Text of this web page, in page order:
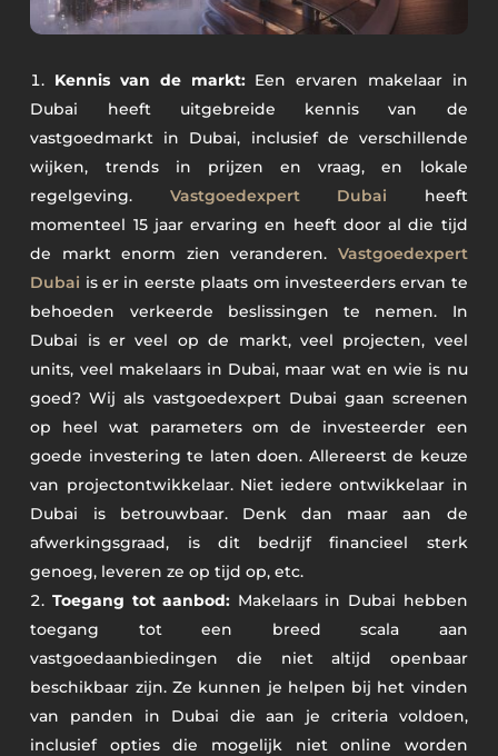
Kennis van de markt:Een ervaren makelaar in
Dubai heeft uitgebreide kennis van de
vastgoedmarkt in Dubai, inclusief de verschillende
wijken, trends in prijzen en vraag, en lokale
regelgeving. Vastgoedexpert Dubai heeft
momenteel 15 jaar ervaring en heeft door al die tijd
de markt enorm zien veranderen. Vastgoedexpert
Dubai is er in eerste plaats om investeerders ervan te
behoeden verkeerde beslissingen te nemen. In
Dubai is er veel op de markt, veel projecten, veel
units, veel makelaars in Dubai, maar wat en wie is nu
goed? Wij als vastgoedexpert Dubai gaan screenen
op heel wat parameters om de investeerder een
goede investering te laten doen. Allereerst de keuze
van projectontwikkelaar. Niet iedere ontwikkelaar in
Dubai is betrouwbaar. Denk dan maar aan de
afwerkingsgraad, is dit bedrijf financieel sterk
genoeg, leveren ze op tijd op, etc.
Toegang tot aanbod: Makelaars in Dubai hebben
toegang tot een breed scala aan
vastgoedaanbiedingen die niet altijd openbaar
beschikbaar zijn. Ze kunnen je helpen bij het vinden
van panden in Dubai die aan je criteria voldoen,
inclusief opties die mogelijk niet online worden